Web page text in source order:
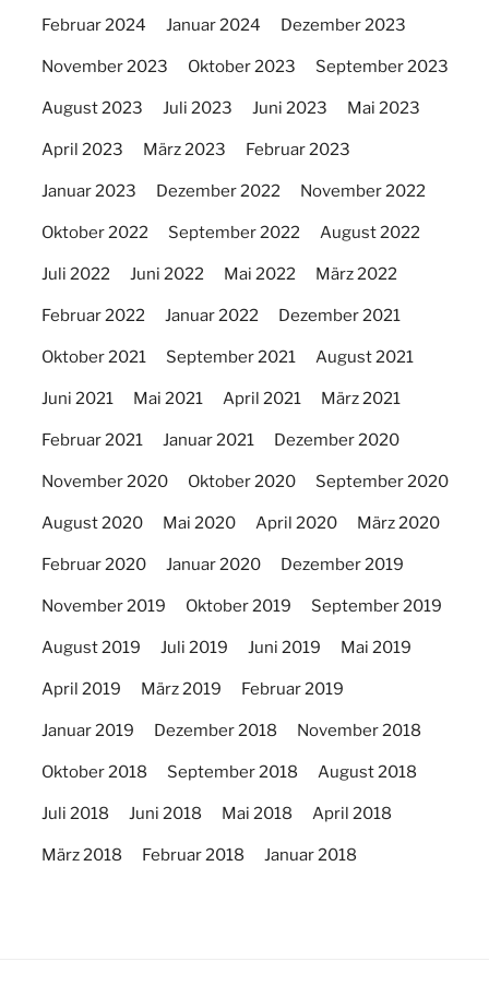
Februar 2024 Januar 2024 Dezember 2023
November 2023 Oktober 2023 September 2023
August 2023 Juli 2023 Juni 2023 Mai 2023
April 2023 März 2023 Februar 2023
Januar 2023 Dezember 2022 November 2022
Oktober 2022 September 2022 August 2022
Juli 2022 Juni 2022 Mai 2022 März 2022
Februar 2022 Januar 2022 Dezember 2021
Oktober 2021 September 2021 August 2021
Juni 2021 Mai 2021 April 2021 März 2021
Februar 2021 Januar 2021 Dezember 2020
November 2020 Oktober 2020 September 2020
August 2020 Mai 2020 April 2020 März 2020
Februar 2020 Januar 2020 Dezember 2019
November 2019 Oktober 2019 September 2019
August 2019 Juli 2019 Juni 2019 Mai 2019
April 2019 März 2019 Februar 2019
Januar 2019 Dezember 2018 November 2018
Oktober 2018 September 2018 August 2018
Juli 2018 Juni 2018 Mai 2018 April 2018
März 2018 Februar 2018 Januar 2018